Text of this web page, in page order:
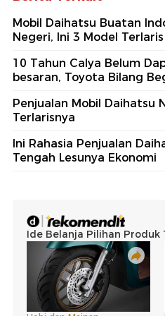
Mobil Daihatsu Buatan
Negeri, Ini 3 Model Terlaris
10 Tahun Calya Belum
besaran, Toyota Bilang
Penjualan Mobil Daihatsu
Terlarisnya
Ini Rahasia Penjualan
Tengah Lesunya Ekonomi